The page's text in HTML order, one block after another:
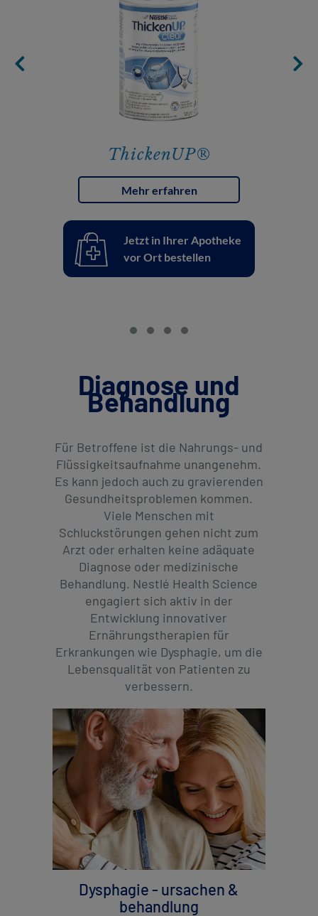
ThickenUP®
Mehr erfahren
Jetzt in Ihrer Apotheke
vor Ort bestellen
Diagnose und
Behandlung
Für Betroffene ist die Nahrungs- und
Flüssigkeitsaufnahme unangenehm.
Es kann jedoch auch zu gravierenden
Gesundheitsproblemen kommen.
Viele Menschen mit
Schluckstörungen gehen nicht zum
Arzt oder erhalten keine adäquate
Diagnose oder medizinische
Behandlung. Nestlé Health Science
engagiert sich aktiv in der
Entwicklung innovativer
Ernährungstherapien für
Erkrankungen wie Dysphagie, um die
Lebensqualität von Patienten zu
verbessern.
Dysphagie - ursachen &
behandlung